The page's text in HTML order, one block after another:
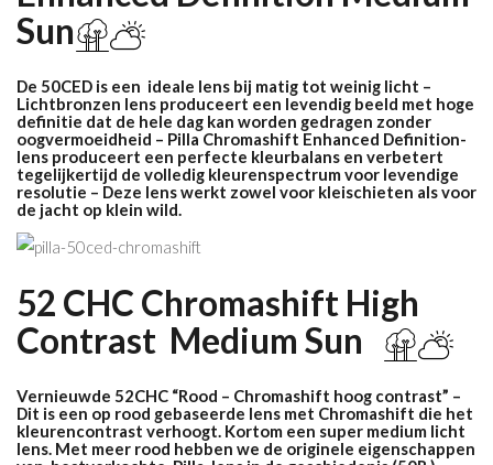
Sun
De 50CED is een ideale lens bij matig tot weinig licht –
Lichtbronzen lens produceert een levendig beeld met hoge
definitie dat de hele dag kan worden gedragen zonder
oogvermoeidheid – Pilla Chromashift Enhanced Definition-
lens produceert een perfecte kleurbalans en verbetert
tegelijkertijd de volledig kleurenspectrum voor levendige
resolutie – Deze lens werkt zowel voor kleischieten als voor
de jacht op klein wild.
52 CHC Chromashift High
Contrast Medium Sun
Vernieuwde 52CHC “Rood – Chromashift hoog contrast” –
Dit is een op rood gebaseerde lens met Chromashift die het
kleurencontrast verhoogt. Kortom een super medium licht
lens. Met meer rood hebben we de originele eigenschappen